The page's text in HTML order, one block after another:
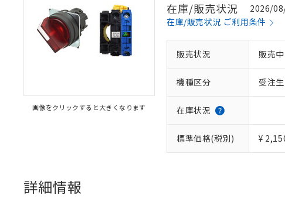
画像をクリックすると大きくなります
在庫/販売状況
2026/
在庫/販売状況 ご利用条件
販売状況 販売中
機種区分 受注
在庫状況
標準価格(税別) ¥
詳細情報